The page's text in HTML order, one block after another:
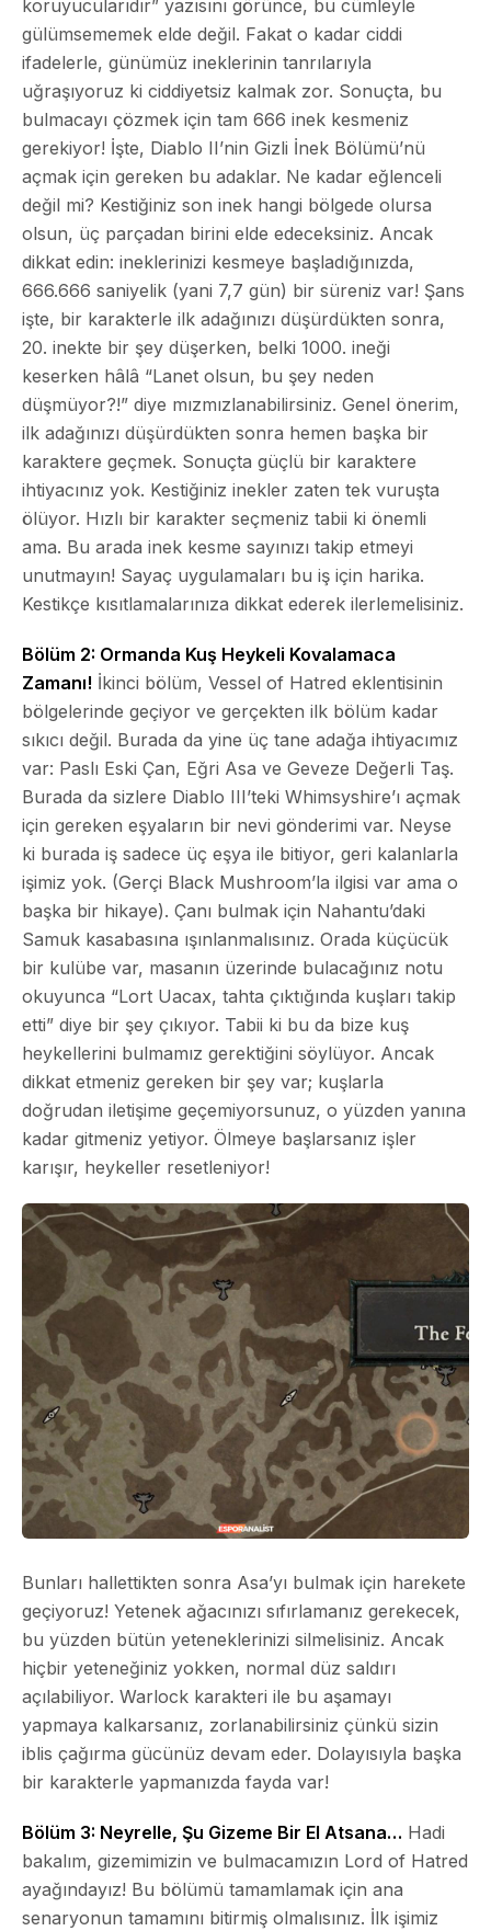
koruyucularıdır” yazısını görünce, bu cümleyle
gülümsememek elde değil. Fakat o kadar ciddi
ifadelerle, günümüz ineklerinin tanrılarıyla
uğraşıyoruz ki ciddiyetsiz kalmak zor. Sonuçta, bu
bulmacayı çözmek için tam 666 inek kesmeniz
gerekiyor! İşte, Diablo II’nin Gizli İnek Bölümü’nü
açmak için gereken bu adaklar. Ne kadar eğlenceli
değil mi? Kestiğiniz son inek hangi bölgede olursa
olsun, üç parçadan birini elde edeceksiniz. Ancak
dikkat edin: ineklerinizi kesmeye başladığınızda,
666.666 saniyelik (yani 7,7 gün) bir süreniz var! Şans
işte, bir karakterle ilk adağınızı düşürdükten sonra,
20. inekte bir şey düşerken, belki 1000. ineği
keserken hâlâ “Lanet olsun, bu şey neden
düşmüyor?!” diye mızmızlanabilirsiniz. Genel önerim,
ilk adağınızı düşürdükten sonra hemen başka bir
karaktere geçmek. Sonuçta güçlü bir karaktere
ihtiyacınız yok. Kestiğiniz inekler zaten tek vuruşta
ölüyor. Hızlı bir karakter seçmeniz tabii ki önemli
ama. Bu arada inek kesme sayınızı takip etmeyi
unutmayın! Sayaç uygulamaları bu iş için harika.
Kestikçe kısıtlamalarınıza dikkat ederek ilerlemelisiniz.
Bölüm 2: Ormanda Kuş Heykeli Kovalamaca
Zamanı! İkinci bölüm, Vessel of Hatred eklentisinin
bölgelerinde geçiyor ve gerçekten ilk bölüm kadar
sıkıcı değil. Burada da yine üç tane adağa ihtiyacımız
var: Paslı Eski Çan, Eğri Asa ve Geveze Değerli Taş.
Burada da sizlere Diablo III’teki Whimsyshire’ı açmak
için gereken eşyaların bir nevi gönderimi var. Neyse
ki burada iş sadece üç eşya ile bitiyor, geri kalanlarla
işimiz yok. (Gerçi Black Mushroom’la ilgisi var ama o
başka bir hikaye). Çanı bulmak için Nahantu’daki
Samuk kasabasına ışınlanmalısınız. Orada küçücük
bir kulübe var, masanın üzerinde bulacağınız notu
okuyunca “Lort Uacax, tahta çıktığında kuşları takip
etti” diye bir şey çıkıyor. Tabii ki bu da bize kuş
heykellerini bulmamız gerektiğini söylüyor. Ancak
dikkat etmeniz gereken bir şey var; kuşlarla
doğrudan iletişime geçemiyorsunuz, o yüzden yanına
kadar gitmeniz yetiyor. Ölmeye başlarsanız işler
karışır, heykeller resetleniyor!
Bunları hallettikten sonra Asa’yı bulmak için harekete
geçiyoruz! Yetenek ağacınızı sıfırlamanız gerekecek,
bu yüzden bütün yeteneklerinizi silmelisiniz. Ancak
hiçbir yeteneğiniz yokken, normal düz saldırı
açılabiliyor. Warlock karakteri ile bu aşamayı
yapmaya kalkarsanız, zorlanabilirsiniz çünkü sizin
iblis çağırma gücünüz devam eder. Dolayısıyla başka
bir karakterle yapmanızda fayda var!
Bölüm 3: Neyrelle, Şu Gizeme Bir El Atsana… Hadi
bakalım, gizemimizin ve bulmacamızın Lord of Hatred
ayağındayız! Bu bölümü tamamlamak için ana
senaryonun tamamını bitirmiş olmalısınız. İlk işimiz